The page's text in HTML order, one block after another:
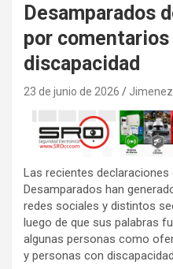
Desamparados
por
discapacidad
23 de junio de 2026 Jimenez
Las recientes
Desamparados han
redes sociales y distintos
luego de que sus palabras
algunas personas como
y personas con